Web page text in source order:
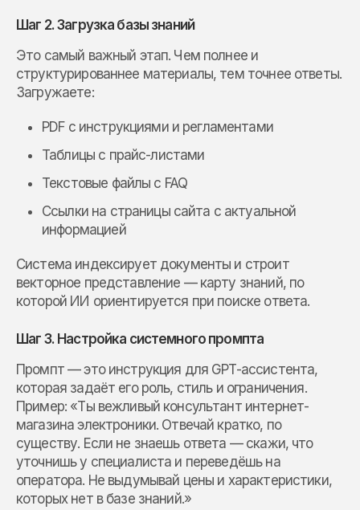
Шаг 2. Загрузка базы знаний
Это самый важный этап. Чем полнее и
структурированнее материалы, тем точнее ответы.
Загружаете:
PDF с инструкциями и регламентами
Таблицы с прайс-листами
Текстовые файлы с FAQ
Ссылки на страницы сайта с актуальной
информацией
Система индексирует документы и строит
векторное представление — карту знаний, по
которой ИИ ориентируется при поиске ответа.
Шаг 3. Настройка системного промпта
Промпт — это инструкция для GPT-ассистента,
которая задаёт его роль, стиль и ограничения.
Пример: «Ты вежливый консультант интернет-
магазина электроники. Отвечай кратко, по
существу. Если не знаешь ответа — скажи, что
уточнишь у специалиста и переведёшь на
оператора. Не выдумывай цены и характеристики,
которых нет в базе знаний.»